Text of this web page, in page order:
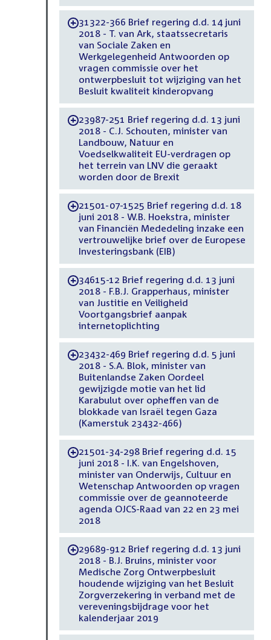
-31322-366 Brief regering d.d. 14 juni
2018 - T. van Ark, staatssecretaris
van Sociale Zaken en
Werkgelegenheid Antwoorden op
vragen commissie over het
ontwerpbesluit tot wijziging van het
Besluit kwaliteit kinderopvang
-23987-251 Brief regering d.d. 13 juni
2018 - C.J. Schouten, minister van
Landbouw, Natuur en
Voedselkwaliteit EU-verdragen op
het terrein van LNV die geraakt
worden door de Brexit
-21501-07-1525 Brief regering d.d. 18
juni 2018 - W.B. Hoekstra, minister
van Financiën Mededeling inzake een
vertrouwelijke brief over de Europese
Investeringsbank (EIB)
-34615-12 Brief regering d.d. 13 juni
2018 - F.B.J. Grapperhaus, minister
van Justitie en Veiligheid
Voortgangsbrief aanpak
internetoplichting
-23432-469 Brief regering d.d. 5 juni
2018 - S.A. Blok, minister van
Buitenlandse Zaken Oordeel
gewijzigde motie van het lid
Karabulut over opheffen van de
blokkade van Israël tegen Gaza
(Kamerstuk 23432-466)
-21501-34-298 Brief regering d.d. 15
juni 2018 - I.K. van Engelshoven,
minister van Onderwijs, Cultuur en
Wetenschap Antwoorden op vragen
commissie over de geannoteerde
agenda OJCS-Raad van 22 en 23 mei
2018
-29689-912 Brief regering d.d. 13 juni
2018 - B.J. Bruins, minister voor
Medische Zorg Ontwerpbesluit
houdende wijziging van het Besluit
Zorgverzekering in verband met de
vereveningsbijdrage voor het
kalenderjaar 2019